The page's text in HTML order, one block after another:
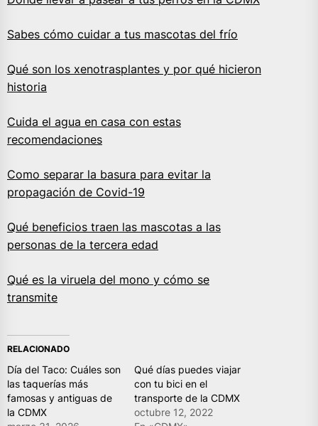
Sabes cómo cuidar a tus mascotas del frío
Qué son los xenotrasplantes y por qué hicieron
historia
Cuida el agua en casa con estas
recomendaciones
Como separar la basura para evitar la
propagación de Covid-19
Qué beneficios traen las mascotas a las
personas de la tercera edad
Qué es la viruela del mono y cómo se
transmite
RELACIONADO
Día del Taco: Cuáles son
las taquerías más
famosas y antiguas de
la CDMX
Qué días puedes viajar
con tu bici en el
transporte de la CDMX
octubre 12, 2022